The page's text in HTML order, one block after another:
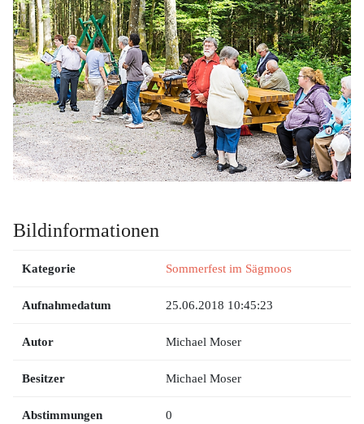
Bildinformationen
Kategorie Sommerfest im Sägmoos
Aufnahmedatum 25.06.2018 10:45:23
Autor Michael Moser
Besitzer Michael Moser
Abstimmungen 0